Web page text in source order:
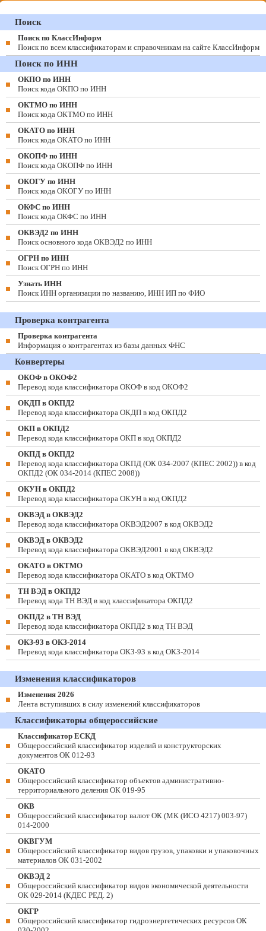
Поиск
Поиск по КлассИнформ
Поиск по всем классификаторам и справочникам на сайте КлассИнформ
Поиск по ИНН
ОКПО по ИНН
Поиск кода ОКПО по ИНН
ОКТМО по ИНН
Поиск кода ОКТМО по ИНН
ОКАТО по ИНН
Поиск кода ОКАТО по ИНН
ОКОПФ по ИНН
Поиск кода ОКОПФ по ИНН
ОКОГУ по ИНН
Поиск кода ОКОГУ по ИНН
ОКФС по ИНН
Поиск кода ОКФС по ИНН
ОКВЭД2 по ИНН
Поиск основного кода ОКВЭД2 по ИНН
ОГРН по ИНН
Поиск ОГРН по ИНН
Узнать ИНН
Поиск ИНН организации по названию, ИНН ИП по ФИО
Проверка контрагента
Проверка контрагента
Информация о контрагентах из базы данных ФНС
Конвертеры
ОКОФ в ОКОФ2
Перевод кода классификатора ОКОФ в код ОКОФ2
ОКДП в ОКПД2
Перевод кода классификатора ОКДП в код ОКПД2
ОКП в ОКПД2
Перевод кода классификатора ОКП в код ОКПД2
ОКПД в ОКПД2
Перевод кода классификатора ОКПД (ОК 034-2007 (КПЕС 2002)) в код
ОКПД2 (ОК 034-2014 (КПЕС 2008))
ОКУН в ОКПД2
Перевод кода классификатора ОКУН в код ОКПД2
ОКВЭД в ОКВЭД2
Перевод кода классификатора ОКВЭД2007 в код ОКВЭД2
ОКВЭД в ОКВЭД2
Перевод кода классификатора ОКВЭД2001 в код ОКВЭД2
ОКАТО в ОКТМО
Перевод кода классификатора ОКАТО в код ОКТМО
ТН ВЭД в ОКПД2
Перевод кода ТН ВЭД в код классификатора ОКПД2
ОКПД2 в ТН ВЭД
Перевод кода классификатора ОКПД2 в код ТН ВЭД
ОКЗ-93 в ОКЗ-2014
Перевод кода классификатора ОКЗ-93 в код ОКЗ-2014
Изменения классификаторов
Изменения 2026
Лента вступивших в силу изменений классификаторов
Классификаторы общероссийские
Классификатор ЕСКД
Общероссийский классификатор изделий и конструкторских
документов ОК 012-93
ОКАТО
Общероссийский классификатор объектов административно-
территориального деления ОК 019-95
ОКВ
Общероссийский классификатор валют ОК (МК (ИСО 4217) 003-97)
014-2000
ОКВГУМ
Общероссийский классификатор видов грузов, упаковки и упаковочных
материалов ОК 031-2002
ОКВЭД 2
Общероссийский классификатор видов экономической деятельности
ОК 029-2014 (КДЕС РЕД. 2)
ОКГР
Общероссийский классификатор гидроэнергетических ресурсов ОК